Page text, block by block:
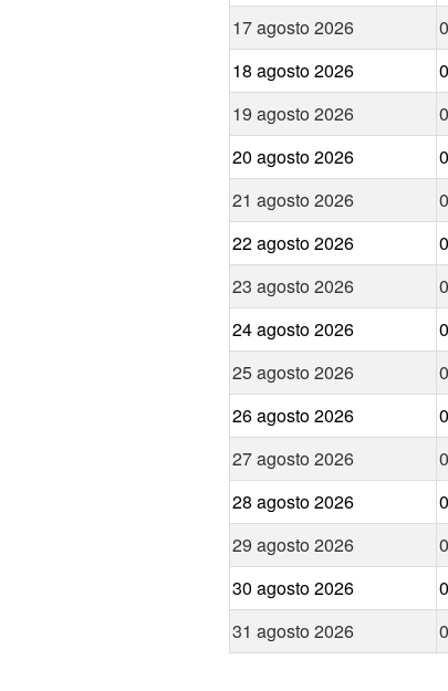
17 agosto 2026
18 agosto 2026
19 agosto 2026
20 agosto 2026
21 agosto 2026
22 agosto 2026
23 agosto 2026
24 agosto 2026
25 agosto 2026
26 agosto 2026
27 agosto 2026
28 agosto 2026
29 agosto 2026
30 agosto 2026
31 agosto 2026